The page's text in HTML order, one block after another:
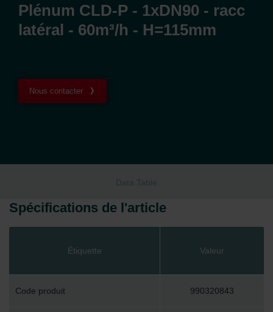
Plénum CLD-P - 1xDN90 - racc
latéral - 60m³/h - H=115mm
Nous contacter
Data Table
Spécifications de l'article
Étiquette Valeur
Code produit 990320843